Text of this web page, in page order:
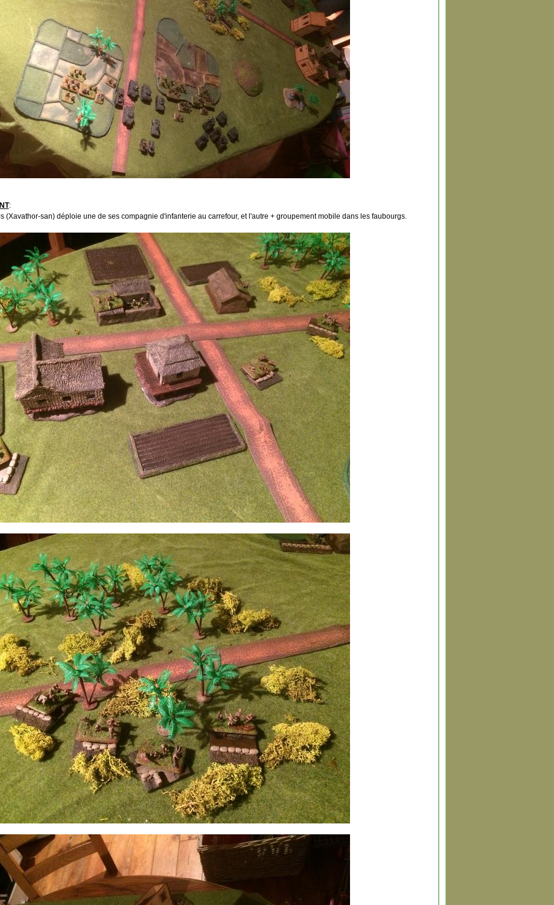
:
(Xavathor-san) déploie une de ses compagnie d'infanterie au carrefour, et l'autre + groupement mobile dans les faubourgs.